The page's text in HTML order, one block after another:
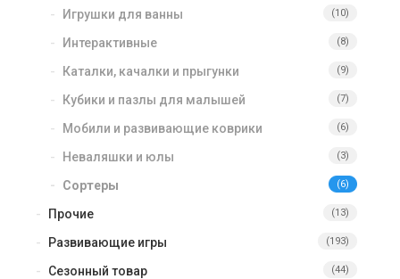
Игрушки для ванны (10)
Интерактивные (8)
Каталки, качалки и прыгунки (9)
Кубики и пазлы для малышей (7)
Мобили и развивающие коврики (6)
Неваляшки и юлы (3)
Сортеры (6)
Прочие (13)
Развивающие игры (193)
Сезонный товар (44)